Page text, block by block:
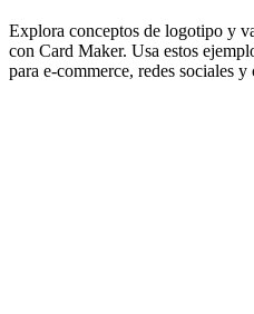
Explora conceptos de logotipo y
con Card Maker. Usa estos
para e-commerce, redes sociales y